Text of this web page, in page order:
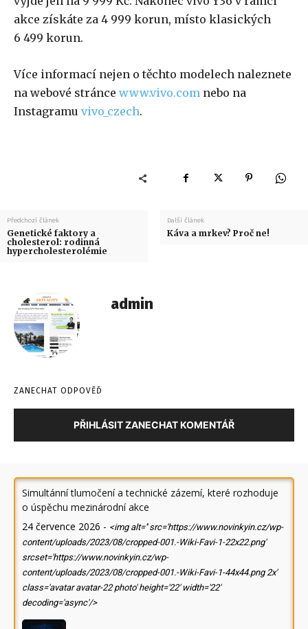
akce získáte za 4 999 korun, místo klasických
6 499 korun.
Více informací nejen o těchto modelech naleznete
na webové stránce www.vivo.com nebo na
Instagramu vivo_czech.
Předchozí článek
Genetické faktory a
cholesterol: rodinná
hypercholesterolémie
Další článek
Káva a mrkev? Proč ne!
admin
ZANECHAT ODPOVĚĎ
PŘIHLÁSIT ZANECHAT KOMENTÁŘ
Simultánní tlumočení a technické zázemí, které rozhoduje
o úspěchu mezinárodní akce
24 července 2026 - <img alt='' src='https://www.novinkyin.cz/wp-
content/uploads/2023/08/cropped-001.-Wiki-Favi-1-22x22.png'
srcset='https://www.novinkyin.cz/wp-
content/uploads/2023/08/cropped-001.-Wiki-Favi-1-44x44.png 2x'
class='avatar avatar-22 photo' height='22' width='22'
decoding='async'/>